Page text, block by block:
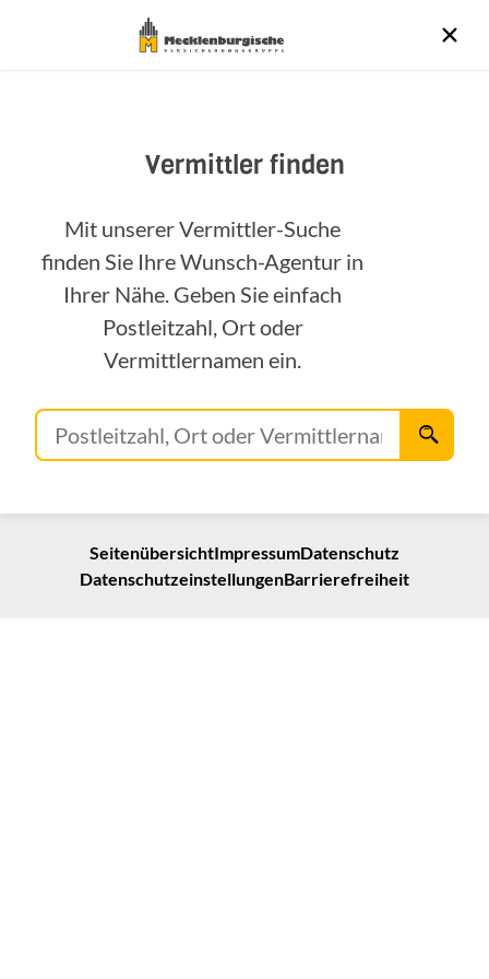
Vermittler finden
Mit unserer Vermittler-Suche
finden Sie Ihre Wunsch-Agentur in
Ihrer Nähe. Geben Sie einfach
Postleitzahl, Ort oder
Vermittlernamen ein.
SeitenübersichtImpressumDatenschutz
DatenschutzeinstellungenBarrierefreiheit